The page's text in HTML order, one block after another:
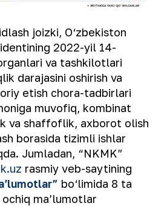
joizki, O‘zbekiston
2022-yil 14-
va tashkilotlari
darajasini oshirish va
etish chora-tadbirlari
muvofiq, kombinat
va shaffoflik, axborot olish
borasida tizimli ishlar
Jumladan, “NKMK”
rasmiy veb-saytining
bo‘limida 8 ta
ochiq maʼlumotlar